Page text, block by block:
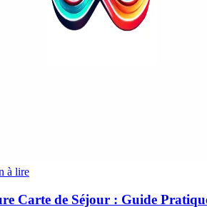
à lire
Carte de Séjour : Guide